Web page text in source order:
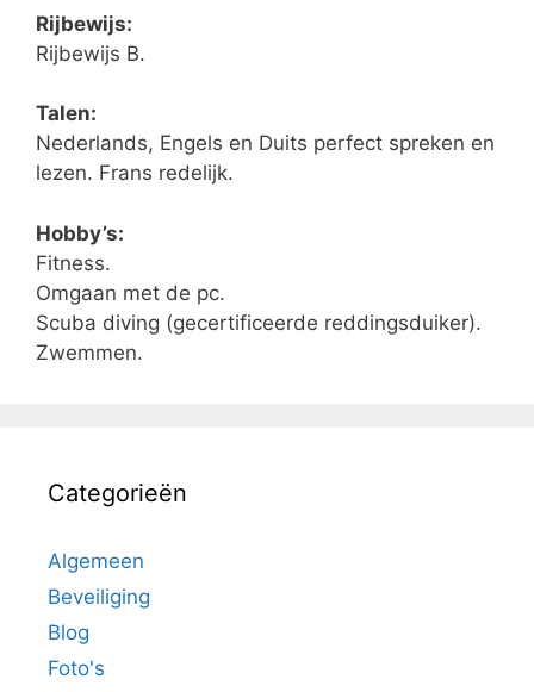
Rijbewijs:
Rijbewijs B.
Talen:
Nederlands, Engels en Duits perfect spreken en
lezen. Frans redelijk.
Hobby’s:
Fitness.
Omgaan met de pc.
Scuba diving (gecertificeerde reddingsduiker).
Zwemmen.
Categorieën
Algemeen
Beveiliging
Blog
Foto's